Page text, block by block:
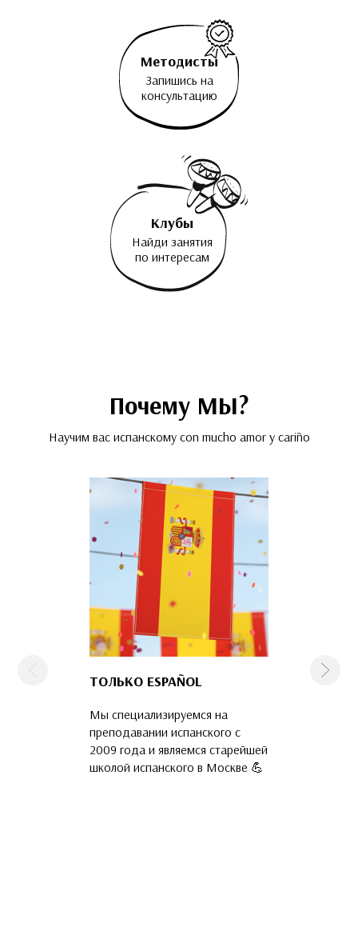
Методисты
Запишись на
консультацию
Клубы
Найди занятия
по интересам
Почему МЫ?
Научим вас испанскому con mucho amor y cariño
ТОЛЬКО ESPAÑOL
Мы специализируемся на
преподавании испанского с
2009 года и являемся старейшей
школой испанского в Москве 💪
КОМАНДА
Предыдущая